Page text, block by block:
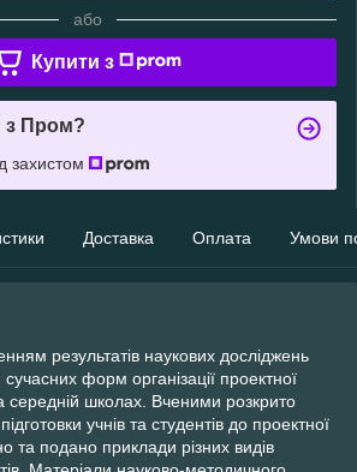
або
Купити з
з Пром?
захистом
Доставка Оплата Умови
результатів наукових досліджень
форм організації проектної
середній школах. Вченими розкрито
учнів та студентів до проектної
та подано приклади різних видів